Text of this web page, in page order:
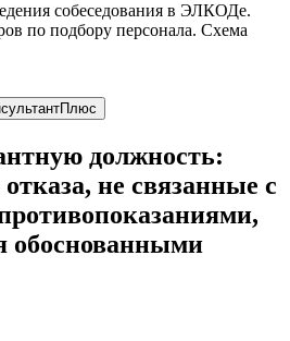
собеседования в ЭЛКОДе.
по подбору персонала. Схема
должность:
не связанные с
обоснованными